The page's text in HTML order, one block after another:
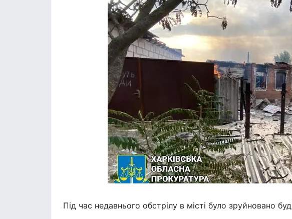
Під час недавнього обстрілу в місті було зруйновано